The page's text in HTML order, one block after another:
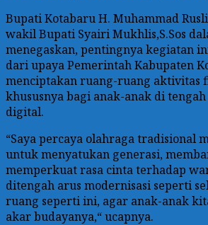
Bupati Kotabaru H. Muhammad
wakil Bupati Syairi Mukhlis,S.Sos
menegaskan, pentingnya kegiatan
dari upaya Pemerintah Kabupaten
menciptakan ruang-ruang aktivitas
khususnya bagi anak-anak di
digital.
“Saya percaya olahraga tradisional
untuk menyatukan generasi,
memperkuat rasa cinta terhadap
ditengah arus modernisasi seperti
ruang seperti ini, agar anak-anak
akar budayanya,“ ucapnya.